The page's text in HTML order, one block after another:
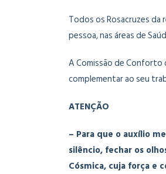
Todos os Rosacruzes
pessoa, nas áreas de
A Comissão de Conforto
complementar ao seu
ATENÇÃO
– Para que o auxílio
silêncio, fechar os
Cósmica, cuja força e